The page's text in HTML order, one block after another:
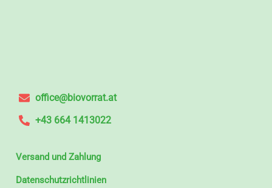
office@biovorrat.at
+43 664 1413022
Versand und Zahlung
Datenschutzrichtlinien